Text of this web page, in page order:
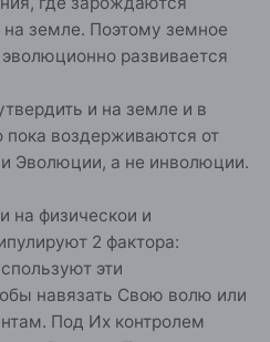
земле. Поэтому земное
развивается
и на земле и в
пока воздерживаются от
Эволюции, а не инволюции.
на физическои и
2 фактора:
эти
навязать Свою волю или
Под Их контролем